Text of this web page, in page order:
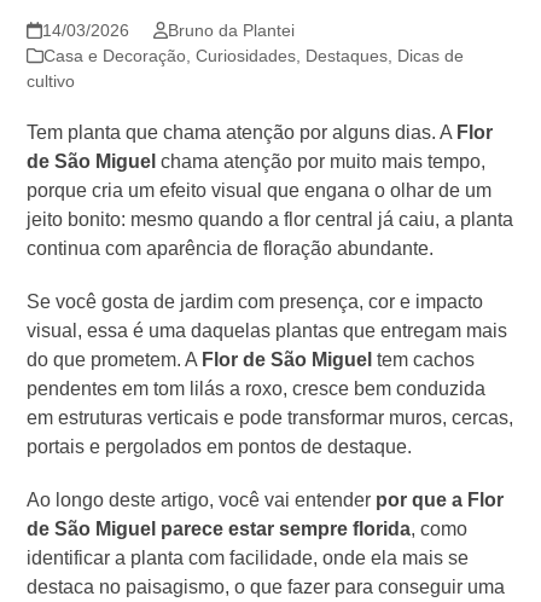
14/03/2026
Bruno da Plantei
Casa e Decoração ,Curiosidades Destaques Dicas de
cultivo
Tem planta que chama atenção por alguns dias. A Flor
de São Miguel chama atenção por muito mais tempo,
porque cria um efeito visual que engana o olhar de um
jeito bonito: mesmo quando a flor central já caiu, a planta
continua com aparência de floração abundante.
Se você gosta de jardim com presença, cor e impacto
visual, essa é uma daquelas plantas que entregam mais
do que prometem. A Flor de São Miguel tem cachos
pendentes em tom lilás a roxo, cresce bem conduzida
em estruturas verticais e pode transformar muros, cercas,
portais e pergolados em pontos de destaque.
Ao longo deste artigo, você vai entender por que a Flor
de São Miguel parece estar sempre florida, como
identificar a planta com facilidade, onde ela mais se
destaca no paisagismo, o que fazer para conseguir uma